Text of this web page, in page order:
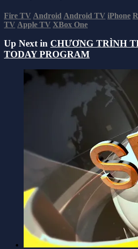
Fire TV Android Android TV iPhone
TV Apple TV XBox One
Up Next in CHƯƠNG TRÌNH
TODAY PROGRAM